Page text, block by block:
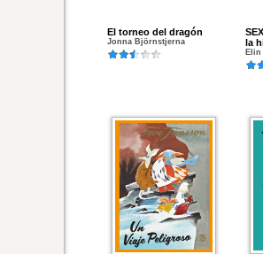
El torneo del dragón
Jonna Björnstjerna
la
Elin